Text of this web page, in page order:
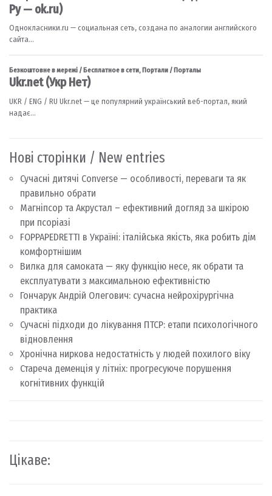
Нові сторінки / New entries
Сучасні дитячі Converse — особливості, переваги та як
правильно обрати
Магніпсор та Акрустал – ефективний догляд за шкірою
при псоріазі
FOPPAPEDRETTI в Україні: італійська якість, яка робить дім
комфортнішим
Вилка для самоката — яку функцію несе, як обрати та
експлуатувати з максимальною ефективністю
Гончарук Андрій Олегович: сучасна нейрохірургічна
практика
Сучасні підходи до лікування ПТСР: етапи психологічного
відновлення
Хронічна ниркова недостатність у людей похилого віку
Стареча деменція у літніх: прогресуюче порушення
когнітивних функцій
Цікаве: